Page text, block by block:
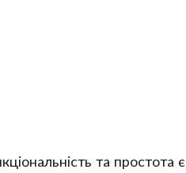
та простота є